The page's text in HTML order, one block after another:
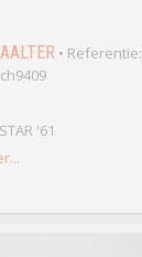
AALTER• Referentie:
ch9409
'61